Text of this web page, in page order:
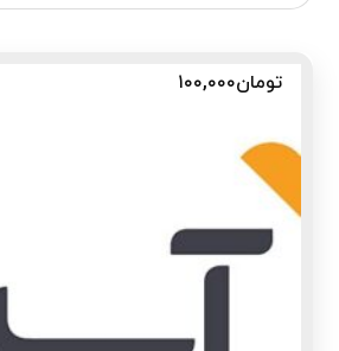
تومان۱۰۰,۰۰۰